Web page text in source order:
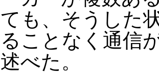
ても、そうした
ることなく通信
述べた。